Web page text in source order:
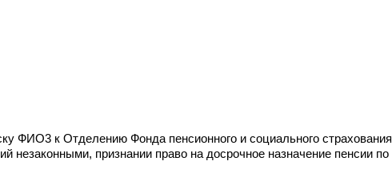
ФИО3 к Отделению Фонда пенсионного и социального страхования
незаконными, признании право на досрочное назначение пенсии по